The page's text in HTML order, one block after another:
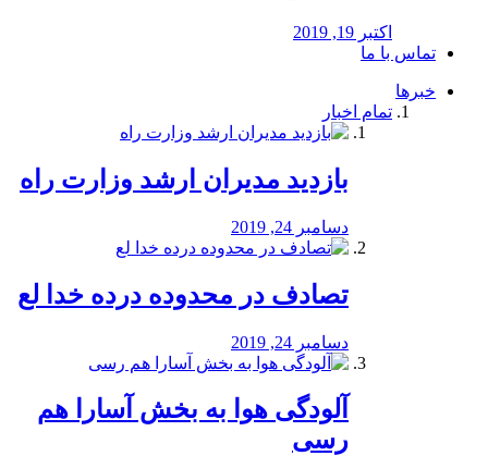
اکتبر 19, 2019
تماس با ما
خبرها
تمام اخبار
بازدید مدیران ارشد وزارت راه
دسامبر 24, 2019
تصادف در محدوده درده خدا لع
دسامبر 24, 2019
آلودگی هوا به بخش آسارا هم
رسی